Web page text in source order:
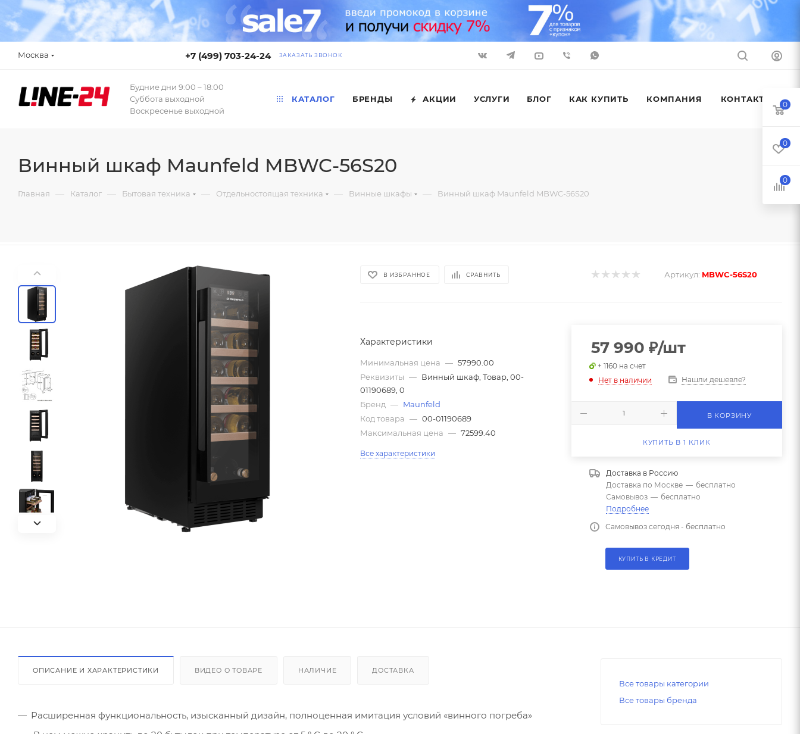
Москва +7 (499) 703-24-24 ЗАКАЗАТЬ ЗВОНОК
Будние дни 9:00 – 18:00
Суббота выходной
Воскресенье выходной
КАТАЛОГ БРЕНДЫ АКЦИИ УСЛУГИ БЛОГ КАК КУПИТЬ КОМПАНИЯ КОНТАКТЫ
Винный шкаф Maunfeld MBWC-56S20
Главная — Каталог — Бытовая техника — Отдельностоящая техника — Винные шкафы — Винный шкаф Maunfeld MBWC-56S20
В ИЗБРАННОЕ СРАВНИТЬ Артикул: MBWC-56S20
Характеристики
Минимальная цена — 57990.00
Реквизиты — Винный шкаф, Товар, 00-
01190689, 0
Бренд — Maunfeld
Код товара — 00-01190689
Максимальная цена — 72599.40
Все характеристики
57 990 ₽/шт
+ 1160 на счет
Нет в наличии
Нашли дешевле?
В КОРЗИНУ
КУПИТЬ В 1 КЛИК
Доставка в Россию
Доставка по Москве — бесплатно
Самовывоз — бесплатно
Подробнее
Самовывоз сегодня - бесплатно
КУПИТЬ В КРЕДИТ
ОПИСАНИЕ И ХАРАКТЕРИСТИКИ ВИДЕО О ТОВАРЕ НАЛИЧИЕ ДОСТАВКА
Расширенная функциональность, изысканный дизайн, полноценная имитация условий «винного погреба»
Все товары категории
Все товары бренда
0
0
0